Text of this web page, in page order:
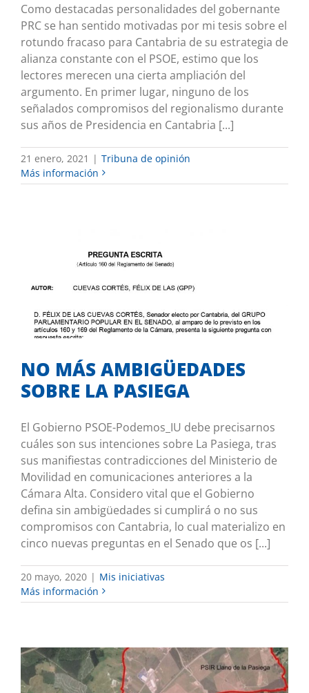
Como destacadas personalidades del gobernante
PRC se han sentido motivadas por mi tesis sobre el
rotundo fracaso para Cantabria de su estrategia de
alianza constante con el PSOE, estimo que los
lectores merecen una cierta ampliación del
argumento. En primer lugar, ninguno de los
señalados compromisos del regionalismo durante
sus años de Presidencia en Cantabria [...]
21 enero, 2021 | Tribuna de opinión
Más información
NO MÁS AMBIGÜEDADES SOBRE LA
Mis iniciativas
NO MÁS AMBIGÜEDADES
SOBRE LA PASIEGA
El Gobierno PSOE-Podemos_IU debe precisarnos
cuáles son sus intenciones sobre La Pasiega, tras
sus manifiestas contradicciones del Ministerio de
Movilidad en comunicaciones anteriores a la
Cámara Alta. Considero vital que el Gobierno
defina sin ambigüedades si cumplirá o no sus
compromisos con Cantabria, lo cual materializo en
cinco nuevas preguntas en el Senado que os [...]
20 mayo, 2020 | Mis iniciativas
Más información